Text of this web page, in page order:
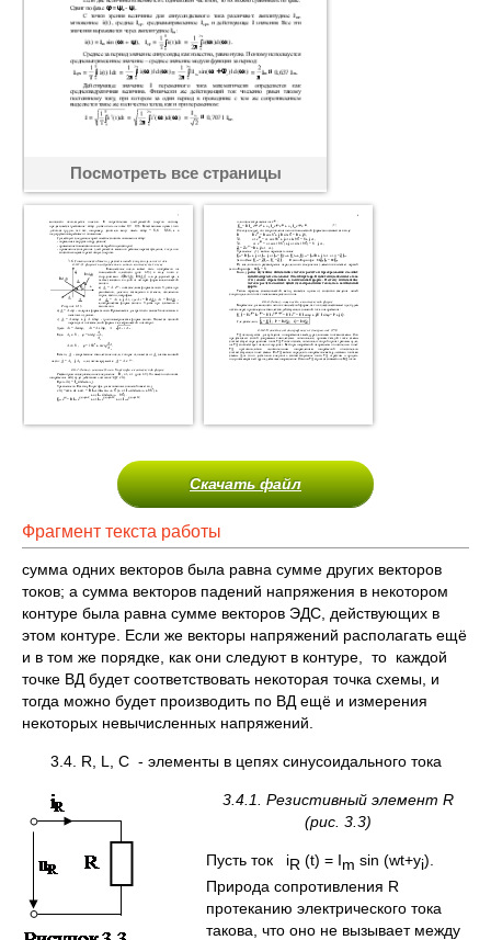
Посмотреть все страницы
Скачать файл
Фрагмент текста работы
сумма одних векторов была равна сумме других векторов
токов; а сумма векторов падений напряжения в некотором
контуре была равна сумме векторов ЭДС, действующих в
этом контуре. Если же векторы напряжений располагать ещё
и в том же порядке, как они следуют в контуре, то каждой
точке ВД будет соответствовать некоторая точка схемы, и
тогда можно будет производить по ВД ещё и измерения
некоторых невычисленных напряжений.
3.4. R, L, C - элементы в цепях синусоидального тока
3.4.1. Резистивный элемент R
(рис. 3.3)
Пусть ток iR (t) = Im sin (wt+yi).
Природа сопротивления R
протеканию электрического тока
такова, что оно не вызывает между